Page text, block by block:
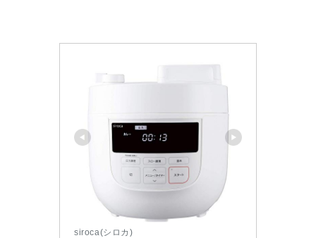
siroca(シロカ)